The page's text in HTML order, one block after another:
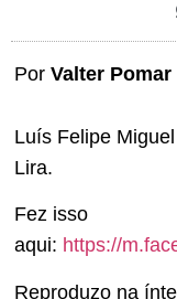
Por Valter Pomar
Luís Felipe
Lira.
Fez isso
aqui: https://
Reproduzo na